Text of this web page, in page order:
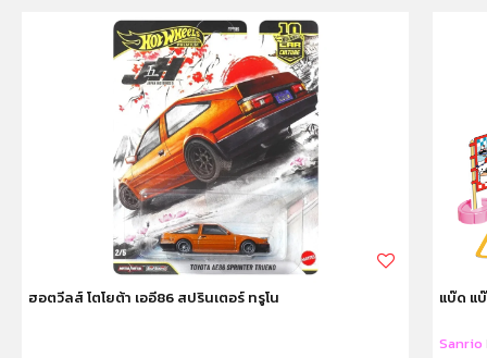
ฮอตวีลส์ โตโยต้า เออี86 สปรินเตอร์ ทรูโน แบ๊ด แ
Sanrio